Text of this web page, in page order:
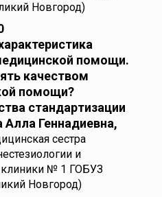
Новгород)
помощи.
качеством
помощи?
стандартизации
Геннадиевна,
сестра
и
№ 1 ГОБУЗ
Новгород)